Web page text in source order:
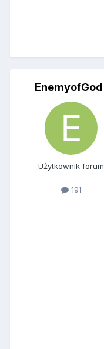
EnemyofGod
Użytkownik forum
191